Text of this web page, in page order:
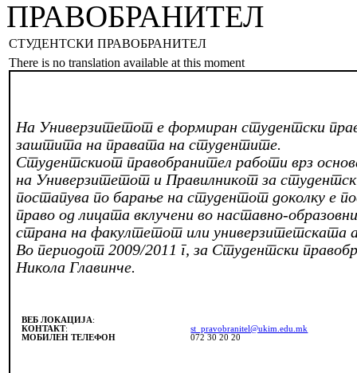
ПРАВОБРАНИТЕЛ
СТУДЕНТСКИ ПРАВОБРАНИТЕЛ
There is no translation available at this moment
На Универзитетот е формиран студентски
заштита на правата на студентите.
Студентскиот правобранител работи врз
на Универзитетот и Правилникот за
постапува по барање на студентот доколку е
право од лицата вклучени во наставно-
страна на факултетот или универзитетската
Во периодот 2009/2011 г, за Студентски
Никола Главинче.
ВЕБ ЛОКАЦИЈА:
КОНТАКТ:
st_pravobranitel@ukim.edu.mk
МОБИЛЕН ТЕЛЕФОН
072 30 20 20